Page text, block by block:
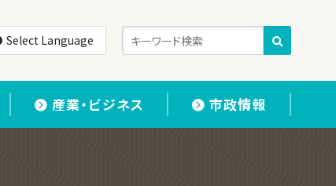
Select Language
産業・ビジネス 市政情報